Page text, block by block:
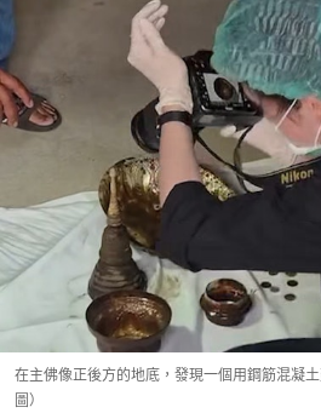
在主佛像正後方的地底，發現一個用鋼筋混凝
圖）